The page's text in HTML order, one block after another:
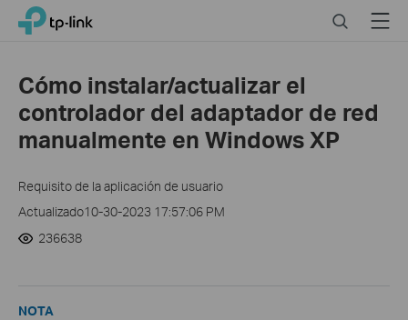
Click
navigation
TP-Link, Reliably Smart SearchMenu
Cómo instalar/actualizar el
controlador del adaptador de red
manualmente en Windows XP
Requisito de la aplicación de usuario
Actualizado10-30-2023 17:57:06 PM
236638
NOTA